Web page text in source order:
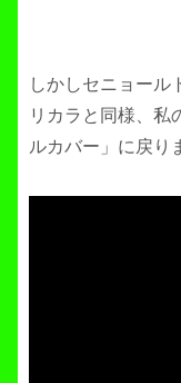
しかしセニョール
リカラと同様、私
ルカバー」に戻り